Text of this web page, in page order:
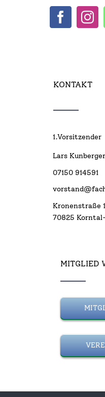
KONTAKT
1.Vorsitzender
Lars Kunberger
07150 914591
Kronenstraße
70825
MITGLIED